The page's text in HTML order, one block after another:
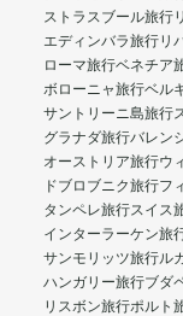
ストラスブール旅行
エディンバラ旅行リ
ローマ旅行ベネチア
ボローニャ旅行ベル
サントリーニ島旅行
グラナダ旅行バレン
オーストリア旅行ウ
ドブロブニク旅行フ
タンペレ旅行スイス
インターラーケン旅
サンモリッツ旅行ル
ハンガリー旅行ブダ
リスボン旅行ポルト